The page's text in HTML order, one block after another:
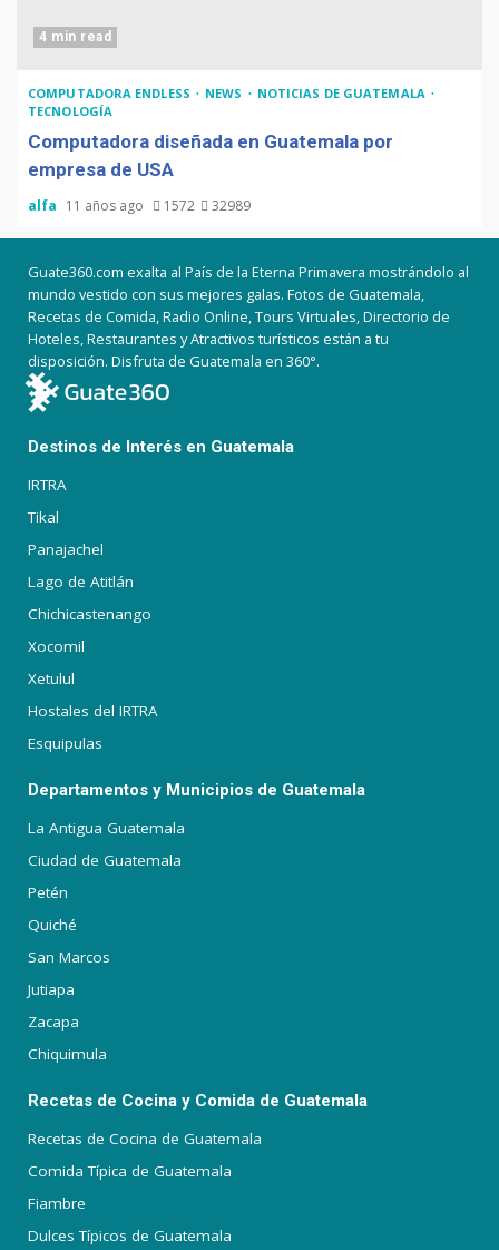
4 min read
COMPUTADORA ENDLESS NEWS
NOTICIAS DE GUATEMALA
TECNOLOGÍA
Computadora diseñada en Guatemala por
empresa de USA
alfa 11 años ago 1572 32989
Guate360.com exalta al País de la Eterna Primavera mostrándolo al
mundo vestido con sus mejores galas. Fotos de Guatemala,
Recetas de Comida, Radio Online, Tours Virtuales, Directorio de
Hoteles, Restaurantes y Atractivos turísticos están a tu
disposición. Disfruta de Guatemala en 360°.
Destinos de Interés en Guatemala
IRTRA
Tikal
Panajachel
Lago de Atitlán
Chichicastenango
Xocomil
Xetulul
Hostales del IRTRA
Esquipulas
Departamentos y Municipios de Guatemala
La Antigua Guatemala
Ciudad de Guatemala
Petén
Quiché
San Marcos
Jutiapa
Zacapa
Chiquimula
Recetas de Cocina y Comida de Guatemala
Recetas de Cocina de Guatemala
Comida Típica de Guatemala
Fiambre
Dulces Típicos de Guatemala